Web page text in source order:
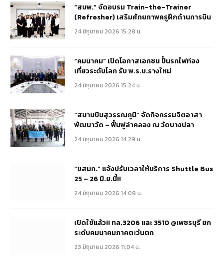
“สบพ.” จัดอบรม Train-the-Trainer
(Refresher) เสริมศักยภาพครูฝึกด้านการบิน
24 มิถุนายน 2026 15:28 น.
“คมนาคม” เปิดโอกาสเอกชน ปั้นรถไฟท่อง
เที่ยวระดับโลก รับ พ.ร.บ.รางใหม่
24 มิถุนายน 2026 15:24 น.
“สนามบินสุวรรณภูมิ” จัดกิจกรรมจิตอาสา
พัฒนาวัด – ฟื้นฟูลำคลอง ณ วัดบางปลา
24 มิถุนายน 2026 14:29 น.
“ขสมก.” แจ้งปรับเวลาให้บริการ Shuttle Bus
25 – 26 มิ.ย.นี้!!
24 มิถุนายน 2026 14:09 น.
เปิดใช้แล้ว!! ทล.3206 และ 3510 @เพชรบุรี ยก
ระดับคมนาคมภาคตะวันตก
23 มิถุนายน 2026 11:04 น.